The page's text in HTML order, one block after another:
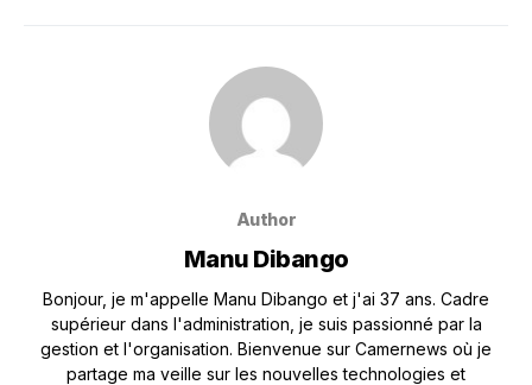
Author
Manu Dibango
Bonjour, je m'appelle Manu Dibango et j'ai 37 ans. Cadre
supérieur dans l'administration, je suis passionné par la
gestion et l'organisation. Bienvenue sur Camernews où je
partage ma veille sur les nouvelles technologies et